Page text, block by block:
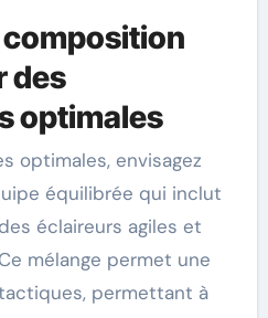
des
optimales
optimales, envisagez
équilibrée qui inclut
éclaireurs agiles et
mélange permet une
permettant à